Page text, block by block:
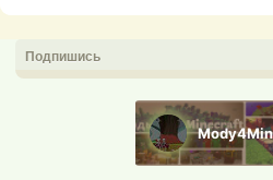
Подпишись